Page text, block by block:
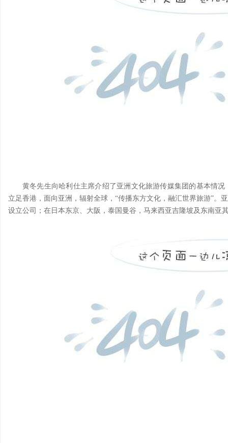
黄冬先生向哈利仕主席介绍了亚洲文化旅游传媒集团的基本情
立足香港，面向亚洲，辐射全球，“传播东方文化，融汇世界旅游”。
设立公司；在日本东京、大阪，泰国曼谷，马来西亚吉隆坡及东南亚